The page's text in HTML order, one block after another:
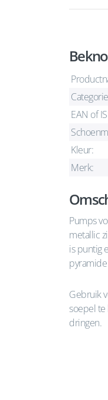
EAN of
Kleur:
Merk:
Pumps
metallic
is puntig
Gebruik
soepel
dringen.